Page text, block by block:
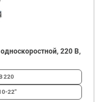
220 В,
220
22"